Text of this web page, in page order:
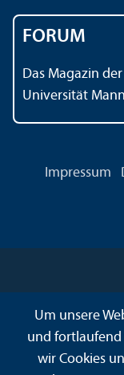
FORUM
Das Magazin der
Universität
Impressum
Um unsere
und fortlaufend
wir Cookies